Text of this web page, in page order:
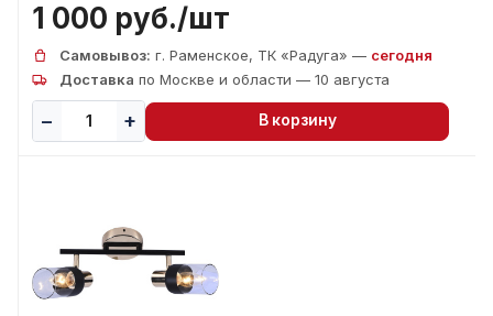
1 000 руб./шт
Самовывоз: г. Раменское, ТК «Радуга» — сегодня
Доставка по Москве и области — 10 августа
В корзину